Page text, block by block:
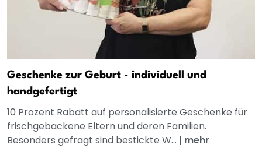
Geschenke zur Geburt - individuell und
handgefertigt
10 Prozent Rabatt auf personalisierte Geschenke für
frischgebackene Eltern und deren Familien.
Besonders gefragt sind bestickte W... | mehr